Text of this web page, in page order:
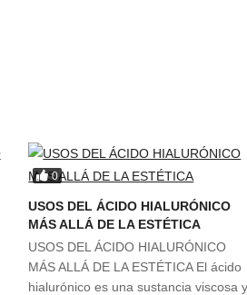
0
USOS DEL ÁCIDO HIALURÓNICO
MÁS ALLÁ DE LA ESTÉTICA
USOS DEL ÁCIDO HIALURÓNICO
MÁS ALLÁ DE LA ESTÉTICA El ácido
hialurónico es una sustancia viscosa